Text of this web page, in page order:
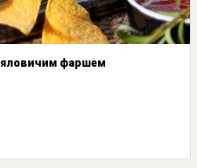
яловичим фаршем